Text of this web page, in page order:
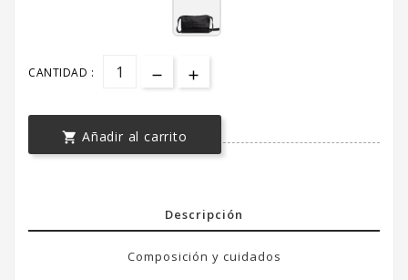
CANTIDAD :
 Añadir al carrito
Descripción
Composición y cuidados